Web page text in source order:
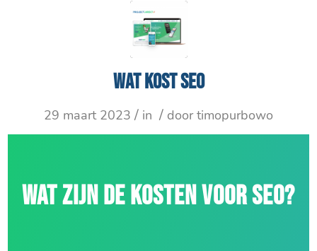
Wat kost SEO
29 maart 2023 / in / doortimopurbowo
WAT ZIJN DE KOSTEN VOOR SEO?